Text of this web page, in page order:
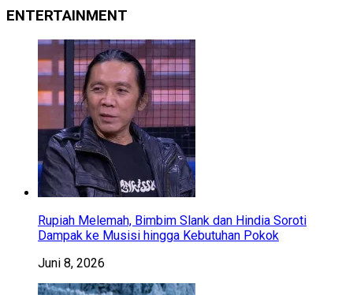
ENTERTAINMENT
Rupiah Melemah, Bimbim Slank dan Hindia Soroti
Dampak ke Musisi hingga Kebutuhan Pokok
Juni 8, 2026